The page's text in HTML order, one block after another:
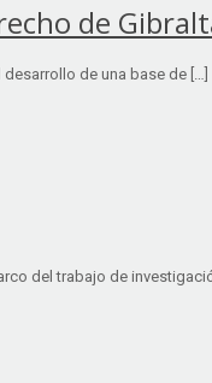
de
de una base de […]
del trabajo de